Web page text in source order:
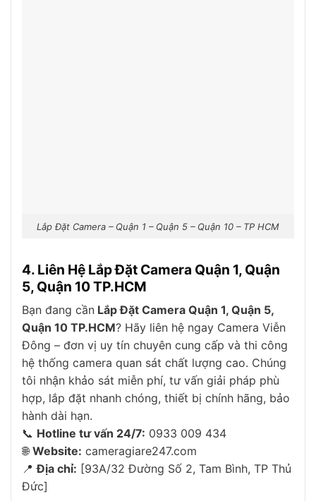
Lắp Đặt Camera – Quận 1 – Quận 5 – Quận 10 – TP HCM
4. Liên Hệ Lắp Đặt Camera Quận 1, Quận
5, Quận 10 TP.HCM
Bạn đang cần Lắp Đặt Camera Quận 1, Quận 5,
Quận 10 TP.HCM? Hãy liên hệ ngay Camera Viễn
Đông – đơn vị uy tín chuyên cung cấp và thi công
hệ thống camera quan sát chất lượng cao. Chúng
tôi nhận khảo sát miễn phí, tư vấn giải pháp phù
hợp, lắp đặt nhanh chóng, thiết bị chính hãng, bảo
hành dài hạn.
📞 Hotline tư vấn 24/7: 0933 009 434
🌐 Website: cameragiare247.com
📍Địa chỉ: [93A/32 Đường Số 2, Tam Bình, TP Thủ
Đức]